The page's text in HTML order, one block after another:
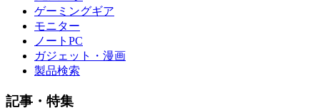
ゲーミングギア
モニター
ノートPC
ガジェット・漫画
製品検索
記事・特集